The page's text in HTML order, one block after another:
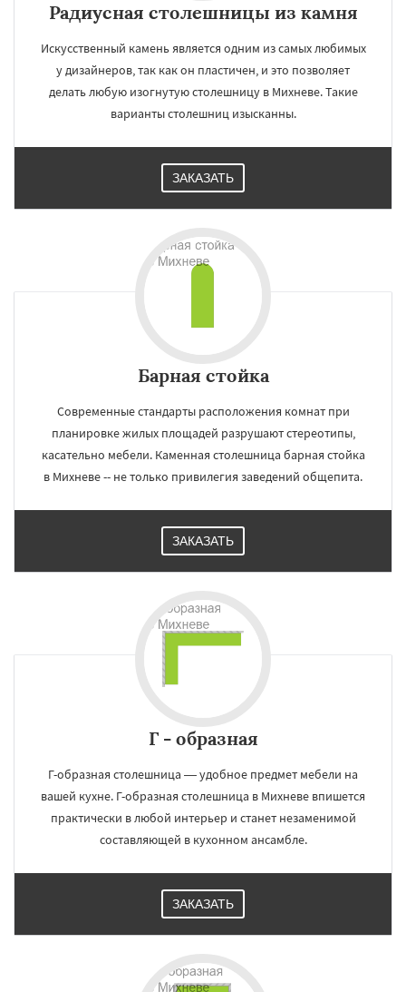
Радиусная столешницы из камня
Искусственный камень является одним из самых любимых
у дизайнеров, так как он пластичен, и это позволяет
делать любую изогнутую столешницу в Михневе. Такие
варианты столешниц изысканны.
ЗАКАЗАТЬ
Барная стойка
Современные стандарты расположения комнат при
планировке жилых площадей разрушают стереотипы,
касательно мебели. Каменная столешница барная стойка
в Михневе -- не только привилегия заведений общепита.
ЗАКАЗАТЬ
Г - образная
Г-образная столешница — удобное предмет мебели на
вашей кухне. Г-образная столешница в Михневе впишется
практически в любой интерьер и станет незаменимой
составляющей в кухонном ансамбле.
ЗАКАЗАТЬ